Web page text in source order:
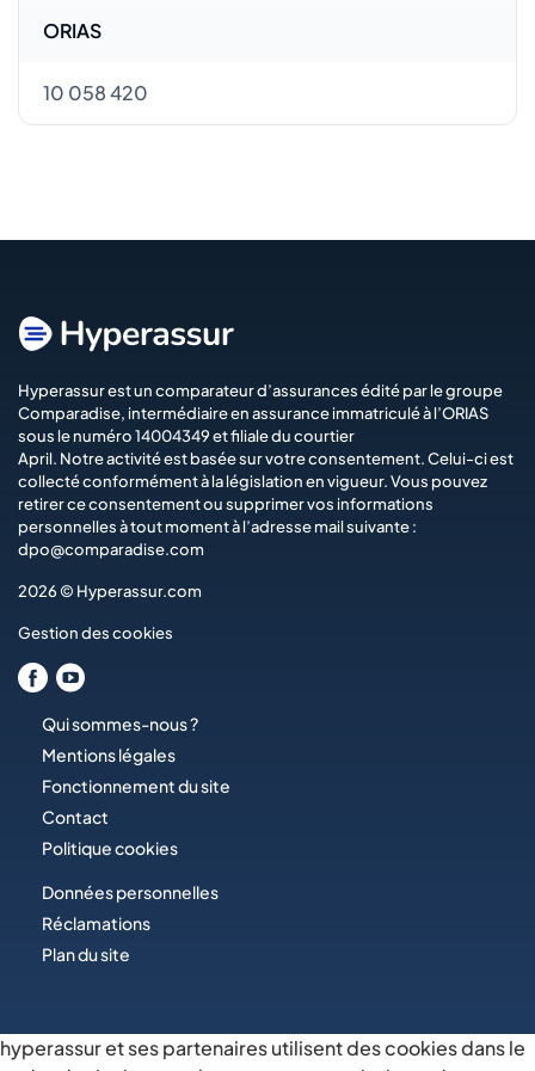
ORIAS
10 058 420
Hyperassur est un comparateur d’assurances édité par le groupe
Comparadise, intermédiaire en assurance immatriculé à l’ORIAS
sous le numéro 14004349 et filiale du courtier
April. Notre activité est basée sur votre consentement. Celui-ci est
collecté conformément à la législation en vigueur. Vous pouvez
retirer ce consentement ou supprimer vos informations
personnelles à tout moment à l’adresse mail suivante :
dpo@comparadise.com
2026 © Hyperassur.com
Gestion des cookies
Qui sommes-nous ?
Mentions légales
Fonctionnement du site
Contact
Politique cookies
Données personnelles
Réclamations
Plan du site
hyperassur et ses partenaires utilisent des cookies dans le